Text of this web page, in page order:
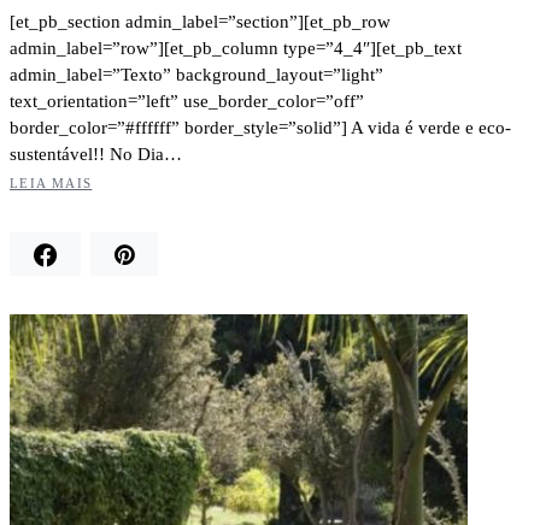
[et_pb_section admin_label=”section”][et_pb_row
admin_label=”row”][et_pb_column type=”4_4″][et_pb_text
admin_label=”Texto” background_layout=”light”
text_orientation=”left” use_border_color=”off”
border_color=”#ffffff” border_style=”solid”] A vida é verde e eco-
sustentável!! No Dia…
LEIA MAIS